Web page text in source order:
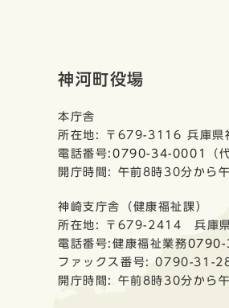
神河町役場
本庁舎
所在地: 〒679-3116 兵庫県
電話番号: 0790-34-0001
（
開庁時間: 午前8時30分から
神崎支庁舎（健康福祉課）
所在地: 〒679-2414 兵庫県
電話番号:健康福祉業務0790-
ファックス番号: 0790-31-
開庁時間: 午前8時30分から